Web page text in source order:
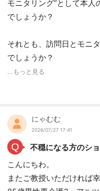
モニタリング”として本
でしょうか？
それとも、訪問日とモニ
でしょうか？
...もっと見る
にゃむむ
2026/07/27 17:41
Q
不穏になる方のシ
こんにちわ。
またご教授いただければ幸